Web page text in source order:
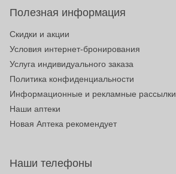
Полезная информация
Скидки и акции
Условия интернет-бронирования
Услуга индивидуального заказа
Политика конфиденциальности
Информационные и рекламные рассылки
Наши аптеки
Новая Аптека рекомендует
Наши телефоны